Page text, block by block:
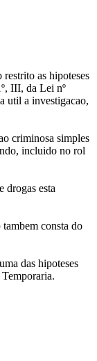
as hipoteses
III, da Lei nº
util a investigacao,
criminosa simples
incluido no rol
drogas esta
tambem consta do
das hipoteses